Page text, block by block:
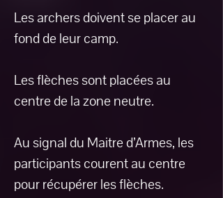
Les archers doivent se placer au
fond de leur camp.
Les flèches sont placées au
centre de la zone neutre.
Au signal du Maitre d’Armes, les
participants courent au centre
pour récupérer les flèches.